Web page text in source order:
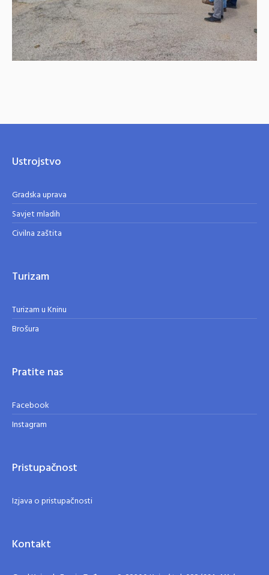
Ustrojstvo
Gradska uprava
Savjet mladih
Civilna zaštita
Turizam
Turizam u Kninu
Brošura
Pratite nas
Facebook
Instagram
Pristupačnost
Izjava o pristupačnosti
Kontakt